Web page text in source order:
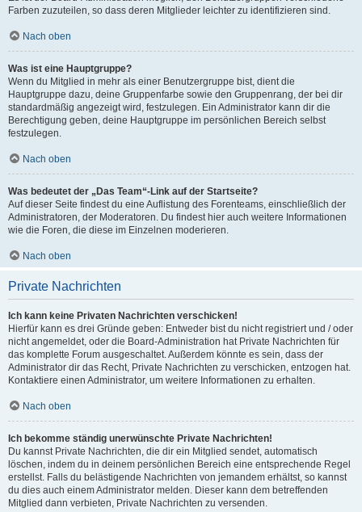
Farben zuzuteilen, so dass deren Mitglieder leichter zu identifizieren sind.
Nach oben
Was ist eine Hauptgruppe?
Wenn du Mitglied in mehr als einer Benutzergruppe bist, dient die
Hauptgruppe dazu, deine Gruppenfarbe sowie den Gruppenrang, der bei dir
standardmäßig angezeigt wird, festzulegen. Ein Administrator kann dir die
Berechtigung geben, deine Hauptgruppe im persönlichen Bereich selbst
festzulegen.
Nach oben
Was bedeutet der „Das Team“-Link auf der Startseite?
Auf dieser Seite findest du eine Auflistung des Forenteams, einschließlich der
Administratoren, der Moderatoren. Du findest hier auch weitere Informationen
wie die Foren, die diese im Einzelnen moderieren.
Nach oben
Private Nachrichten
Ich kann keine Privaten Nachrichten verschicken!
Hierfür kann es drei Gründe geben: Entweder bist du nicht registriert und / oder
nicht angemeldet, oder die Board-Administration hat Private Nachrichten für
das komplette Forum ausgeschaltet. Außerdem könnte es sein, dass der
Administrator dir das Recht, Private Nachrichten zu verschicken, entzogen hat.
Kontaktiere einen Administrator, um weitere Informationen zu erhalten.
Nach oben
Ich bekomme ständig unerwünschte Private Nachrichten!
Du kannst Private Nachrichten, die dir ein Mitglied sendet, automatisch
löschen, indem du in deinem persönlichen Bereich eine entsprechende Regel
erstellst. Falls du belästigende Nachrichten von jemandem erhältst, so kannst
du dies auch einem Administrator melden. Dieser kann dem betreffenden
Mitglied dann verbieten, Private Nachrichten zu versenden.